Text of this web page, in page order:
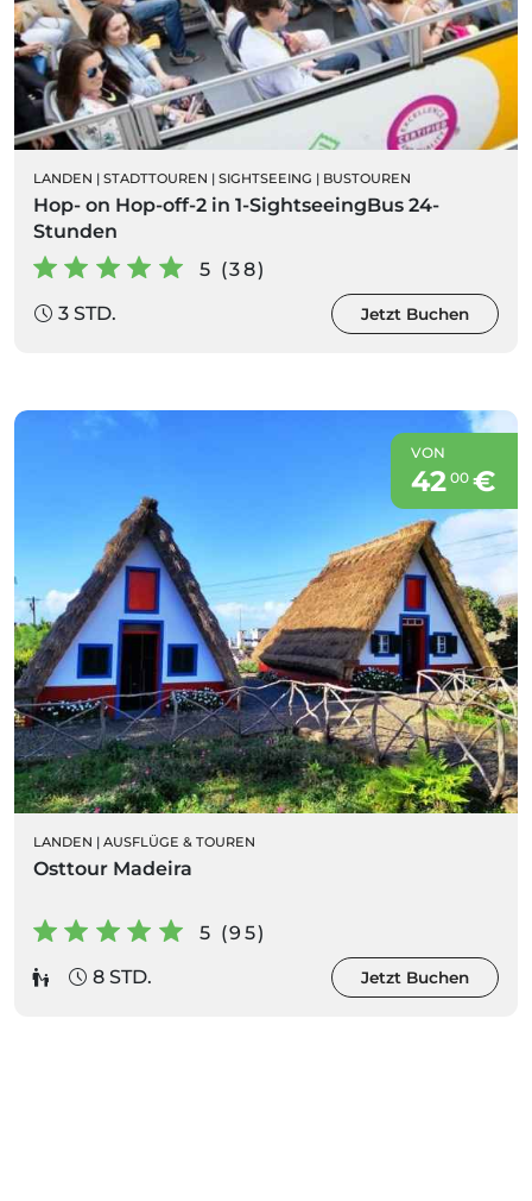
LANDEN | STADTTOUREN | SIGHTSEEING | BUSTOUREN
Hop- on Hop-off-2 in 1-SightseeingBus 24-
Stunden
5 (38)
3 STD.
Jetzt Buchen
VON
42 00€
LANDEN | AUSFLÜGE & TOUREN
Osttour Madeira
5 (95)
8 STD.
Jetzt Buchen